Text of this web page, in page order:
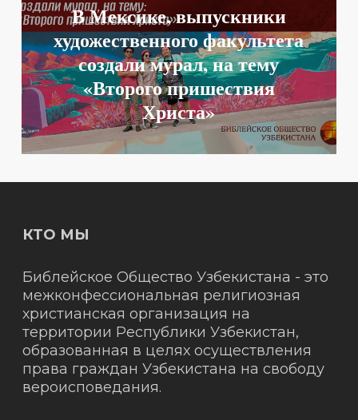
В Мексике, выпускники
художественного факультета
создали мурал, на тему
«Второго пришествия
Христа»
КТО МЫ
Библейское Общество Узбекистана - это
межконфессиональная религиозная
христианская организация на
территории Республики Узбекистан,
образованная в целях осуществления
права граждан Узбекистана на свободу
вероисповедания.